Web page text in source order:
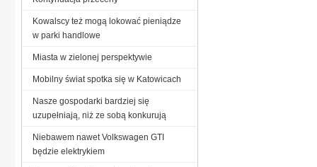
Kowalscy też mogą lokować pieniądze
w parki handlowe
Miasta w zielonej perspektywie
Mobilny świat spotka się w Katowicach
Nasze gospodarki bardziej się
uzupełniają, niż ze sobą konkurują
Niebawem nawet Volkswagen GTI
będzie elektrykiem